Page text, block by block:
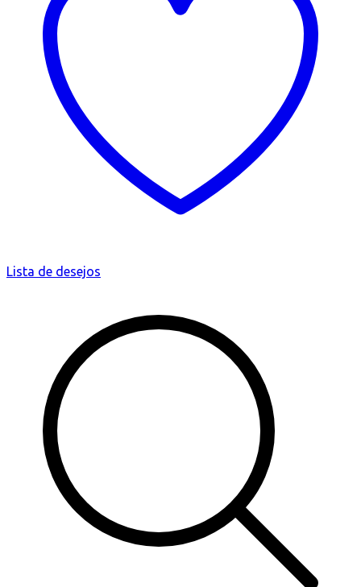
Lista de desejos